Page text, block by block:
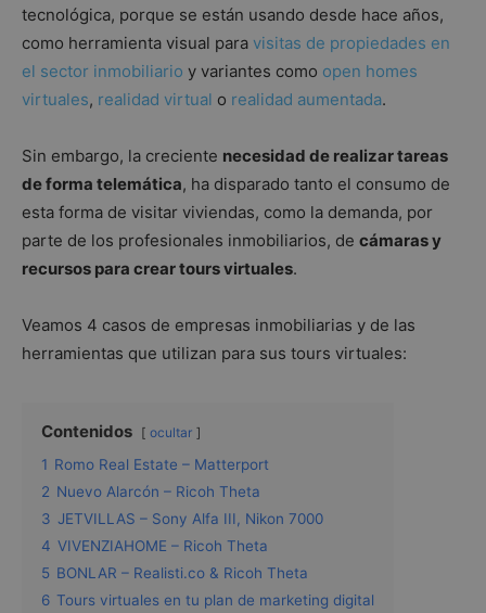
tecnológica, porque se están usando desde hace años,
como herramienta visual para visitas de propiedades en
el sector inmobiliario y variantes como open homes
virtuales, realidad virtual o realidad aumentada.
Sin embargo, la creciente necesidad de realizar tareas
de forma telemática, ha disparado tanto el consumo de
esta forma de visitar viviendas, como la demanda, por
parte de los profesionales inmobiliarios, de cámaras y
recursos para crear tours virtuales.
Veamos 4 casos de empresas inmobiliarias y de las
herramientas que utilizan para sus tours virtuales:
Contenidos ocultar
1 Romo Real Estate – Matterport
2 Nuevo Alarcón – Ricoh Theta
3 JETVILLAS – Sony Alfa III, Nikon 7000
4 VIVENZIAHOME – Ricoh Theta
5 BONLAR – Realisti.co & Ricoh Theta
6 Tours virtuales en tu plan de marketing digital